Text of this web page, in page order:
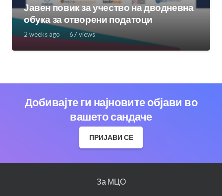
Јавен повик за учество на дводневна
обука за отворени податоци
2 weeks ago 67views
Добивајте ги најновите објави во
вашето сандаче
ПРИЈАВИ СЕ
За МЦО